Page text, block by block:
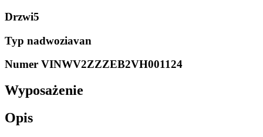
Drzwi5
Typ nadwoziavan
Numer VINWV2ZZZEB2VH001124
Wyposażenie
Opis